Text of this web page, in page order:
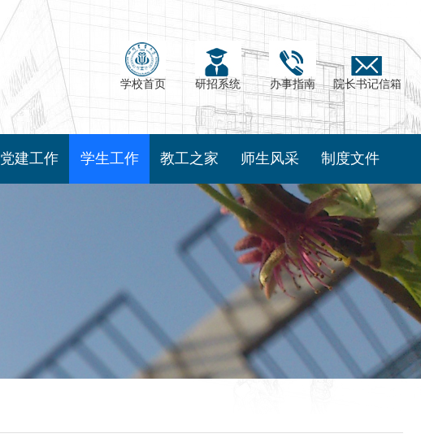
学校首页 研招系统 办事指南 院长书记信箱
党建工作 学生工作 教工之家 师生风采 制度文件